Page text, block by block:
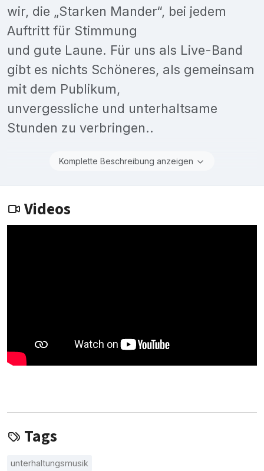
wir, die „Starken Mander“, bei jedem
Auftritt für Stimmung
und gute Laune. Für uns als Live-Band
gibt es nichts Schöneres, als gemeinsam
mit dem Publikum,
unvergessliche und unterhaltsame
Stunden zu verbringen..
Komplette Beschreibung anzeigen
Videos
Tags
unterhaltungsmusik